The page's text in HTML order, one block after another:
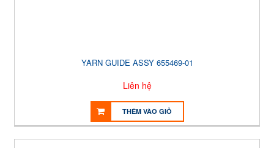
YARN GUIDE ASSY 655469-01
Liên hệ
THÊM VÀO GIỎ